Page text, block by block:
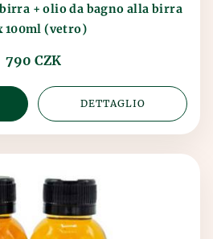
+ olio da bagno alla birra
100ml (vetro)
790 CZK
DETTAGLIO